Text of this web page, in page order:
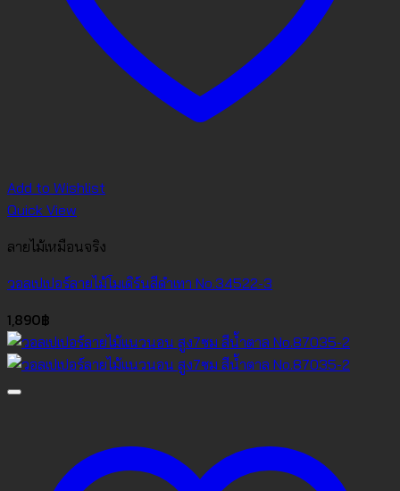
Add to Wishlist
Quick View
ลายไม้เหมือนจริง
วอลเปเปอร์ลายไม้โมเดิร์นสีดำเทา No.34522-3
1,890฿